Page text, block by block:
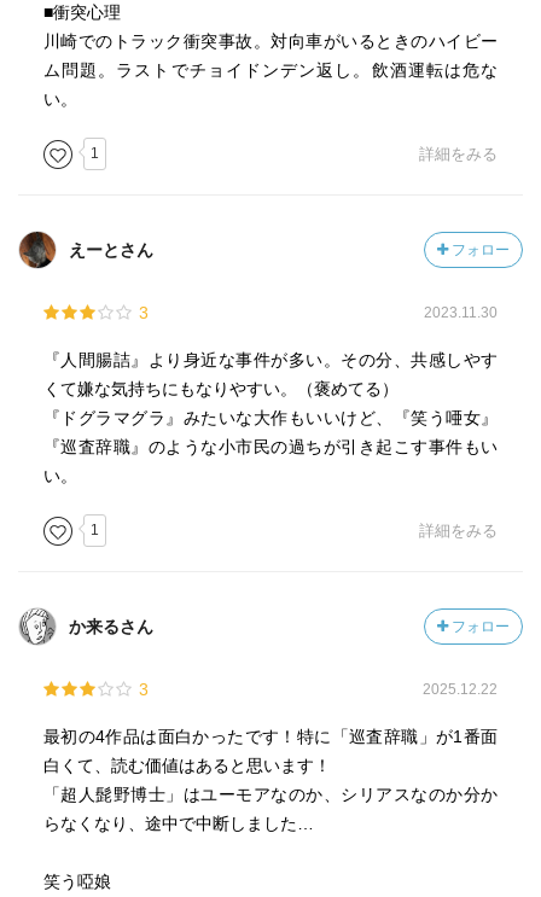
■衝突心理
川崎でのトラック衝突事故。対向車がいるときのハイビー
ム問題。ラストでチョイドンデン返し。飲酒運転は危な
い。
1 詳細をみる
えーとさん フォロー
3 2023.11.30
『人間腸詰』より身近な事件が多い。その分、共感しやす
くて嫌な気持ちにもなりやすい。（褒めてる）
『ドグラマグラ』みたいな大作もいいけど、『笑う唖女』
『巡査辞職』のような小市民の過ちが引き起こす事件もい
い。
1 詳細をみる
か来るさん フォロー
3 2025.12.22
最初の4作品は面白かったです！特に「巡査辞職」が1番面
白くて、読む価値はあると思います！
「超人髭野博士」はユーモアなのか、シリアスなのか分か
らなくなり、途中で中断しました…
笑う啞娘